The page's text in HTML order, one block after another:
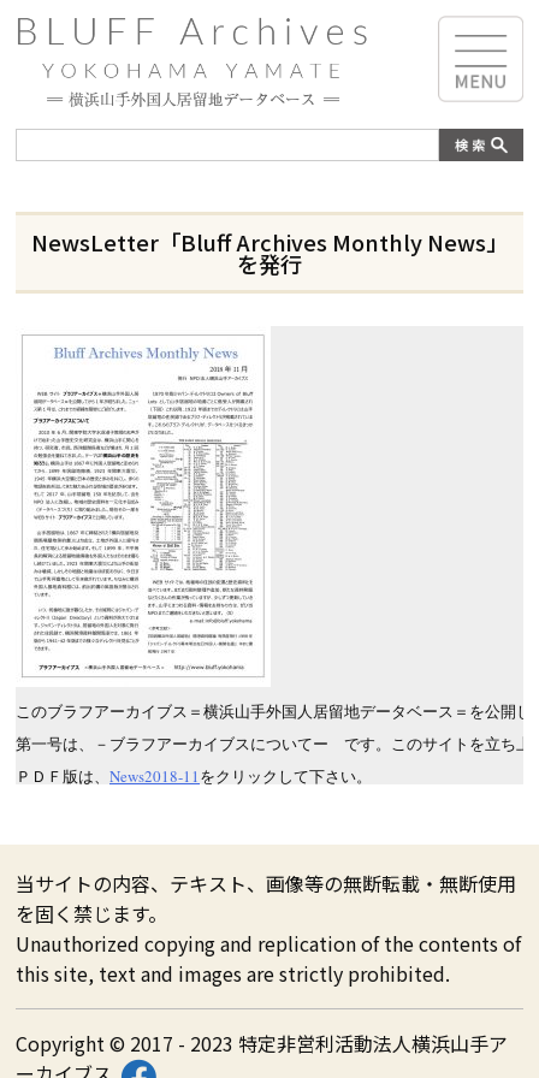
NewsLetter「Bluff Archives Monthly News」
を発行
このブラフアーカイブス＝横浜山手外国人居留地データベース＝を公開
第一号は、－ブラフアーカイブスについてー　です。このサイトを立ち
ＰＤＦ版は、 News2018-11をクリックして下さい。
当サイトの内容、テキスト、画像等の無断転載・無断使用
を固く禁じます。
Unauthorized copying and replication of the contents of
this site, text and images are strictly prohibited.
Copyright © 2017 - 2023 特定非営利活動法人横浜山手ア